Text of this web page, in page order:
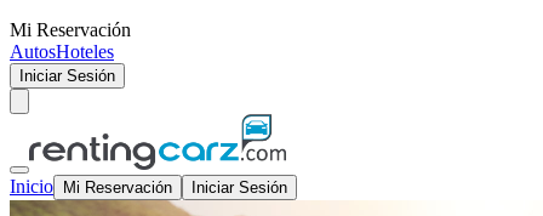
Mi Reservación
AutosHoteles
Iniciar Sesión
Inicio Mi Reservación Iniciar Sesión